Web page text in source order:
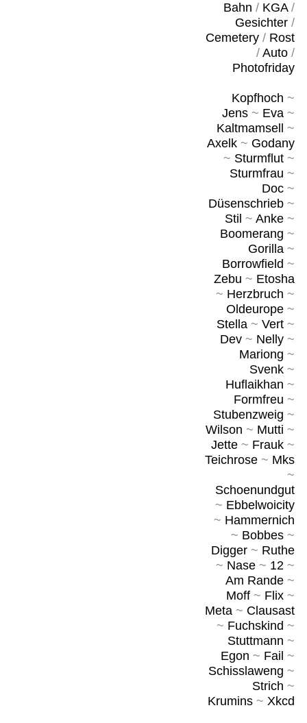
Bahn / KGA/
Gesichter/
Cemetery/ Rost
/ Auto/
Photofriday
Kopfhoch ~
Jens~ Eva~
Kaltmamsell
~
Axelk~ Godany
~ Sturmflut~
Sturmfrau ~
Doc~
Düsenschrieb~
Stil ~ Anke~
Boomerang ~
Gorilla~
Borrowfield ~
Zebu ~ Etosha
~ Herzbruch ~
Oldeurope~
Stella~ Vert~
Dev~ Nelly~
Mariong ~
Svenk~
Huflaikhan ~
Formfreu ~
Stubenzweig ~
Wilson ~ Mutti ~
Jette~ Frauk~
Teichrose~ Mks
~
Schoenundgut
~ Ebbelwoicity
~ Hammernich
~ Bobbes~
Digger~ Ruthe
~ Nase~ 12~
Am Rande~
Moff~ Flix~
Meta~ Clausast
~ Fuchskind ~
Stuttmann ~
Egon ~ Fail ~
Schisslaweng ~
Strich ~
Krumins~ Xkcd